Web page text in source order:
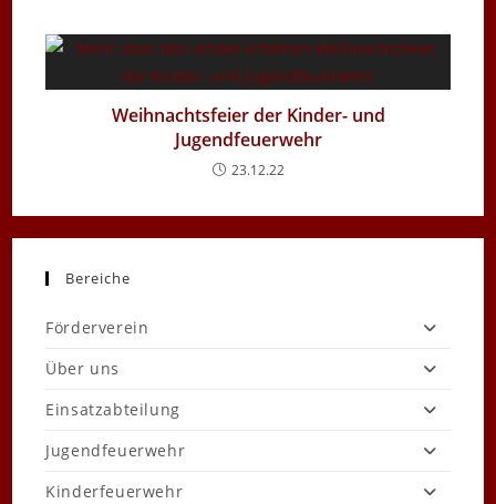
Weihnachtsfeier der Kinder- und
Jugendfeuerwehr
23.12.22
Bereiche
Förderverein
Über uns
Einsatzabteilung
Jugendfeuerwehr
Kinderfeuerwehr